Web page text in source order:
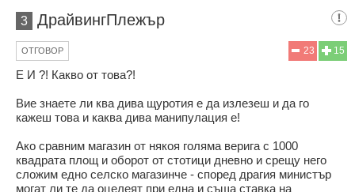
3 ДрайвингПлежър
15
23
ОТГОВОР
Е И ?! Какво от това?!
Вие знаете ли ква дива щуротия е да излезеш и да го
кажеш това и каква дива манипулация е!
Ако сравним магазин от някоя голяма верига с 1000
квадрата площ и оборот от стотици дневно и срещу него
сложим едно селско магазинче - според драгия министър
могат ли те да оцелеят при една и съща ставка на